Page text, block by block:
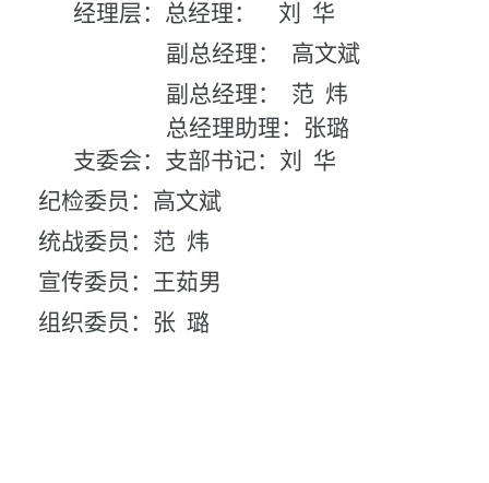
经理层： 总经理： 刘
华
副总经理：
高文斌
副总经理：
范 炜
总经理助理：张璐
支委会： 支部书记：刘
华
纪检委员：高文斌
统战委员：范 炜
宣传委员：王茹男
组织委员：张 璐